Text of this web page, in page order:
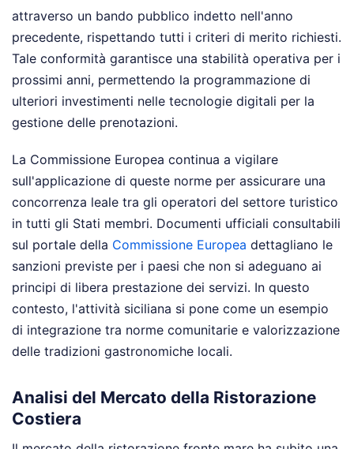
attraverso un bando pubblico indetto nell'anno
precedente, rispettando tutti i criteri di merito richiesti.
Tale conformità garantisce una stabilità operativa per i
prossimi anni, permettendo la programmazione di
ulteriori investimenti nelle tecnologie digitali per la
gestione delle prenotazioni.
La Commissione Europea continua a vigilare
sull'applicazione di queste norme per assicurare una
concorrenza leale tra gli operatori del settore turistico
in tutti gli Stati membri. Documenti ufficiali consultabili
sul portale della Commissione Europea dettagliano le
sanzioni previste per i paesi che non si adeguano ai
principi di libera prestazione dei servizi. In questo
contesto, l'attività siciliana si pone come un esempio
di integrazione tra norme comunitarie e valorizzazione
delle tradizioni gastronomiche locali.
Analisi del Mercato della Ristorazione
Costiera